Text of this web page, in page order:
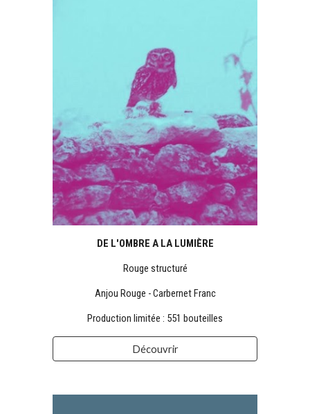
DE L'OMBRE A LA LUMIÈRE
Rouge structuré
Anjou Rouge -Carbernet Franc
Production limitée : 551 bouteilles
Découvrir